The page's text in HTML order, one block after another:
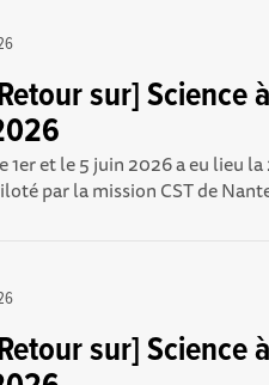
sur] Science
1er et le 5 juin 2026 a eu lieu
par la mission CST de
sur] Science